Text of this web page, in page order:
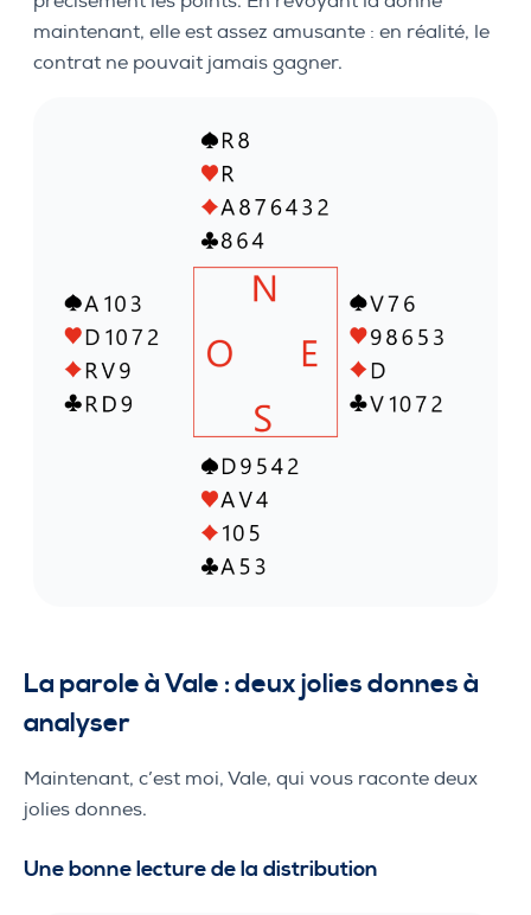
maintenant, elle est assez amusante : en réalité, le
contrat ne pouvait jamais gagner.
La parole à Vale : deux jolies donnes à
analyser
Maintenant, c’est moi, Vale, qui vous raconte deux
jolies donnes.
Une bonne lecture de la distribution